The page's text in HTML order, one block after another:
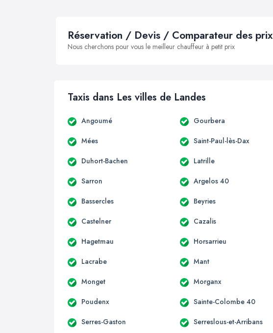
Réservation / Devis / Comparateur des prix
Nous cherchons pour vous le meilleur chauffeur à petit prix
Taxis dans Les villes de Landes
Angoumé Gourbera
Mées Saint-Paul-lès-Dax
Duhort-Bachen Latrille
Sarron Argelos 40
Bassercles Beyries
Castelner Cazalis
Hagetmau Horsarrieu
Lacrabe Mant
Monget Morganx
Poudenx Sainte-Colombe 40
Serres-Gaston Serreslous-et-Arribans